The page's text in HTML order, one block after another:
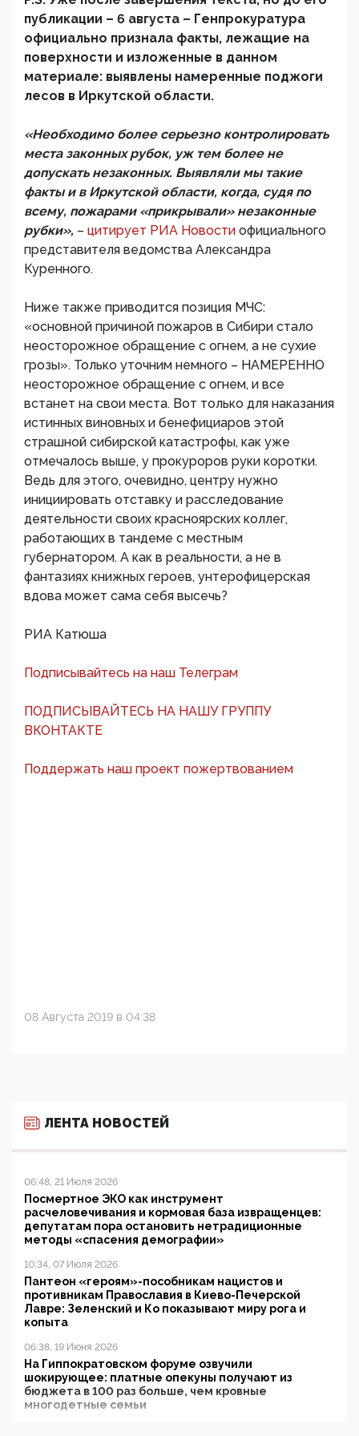
публикации – 6 августа – Генпрокуратура
официально признала факты, лежащие на
поверхности и изложенные в данном
материале: выявлены намеренные поджоги
лесов в Иркутской области.
«Необходимо более серьезно контролировать
места законных рубок, уж тем более не
допускать незаконных. Выявляли мы такие
факты и в Иркутской области, когда, судя по
всему, пожарами «прикрывали» незаконные
рубки», – цитирует РИА Новости официального
представителя ведомства Александра
Куренного.
Ниже также приводится позиция МЧС:
«основной причиной пожаров в Сибири стало
неосторожное обращение с огнем, а не сухие
грозы». Только уточним немного – НАМЕРЕННО
неосторожное обращение с огнем, и все
встанет на свои места. Вот только для наказания
истинных виновных и бенефициаров этой
страшной сибирской катастрофы, как уже
отмечалось выше, у прокуроров руки коротки.
Ведь для этого, очевидно, центру нужно
инициировать отставку и расследование
деятельности своих красноярских коллег,
работающих в тандеме с местным
губернатором. А как в реальности, а не в
фантазиях книжных героев, унтерофицерская
вдова может сама себя высечь?
РИА Катюша
Подписывайтесь на наш Телеграм
ПОДПИСЫВАЙТЕСЬ НА НАШУ ГРУППУ
ВКОНТАКТЕ
Поддержать наш проект пожертвованием
08 Августа 2019 в 04:38
ЛЕНТА НОВОСТЕЙ
06:48, 21 Июля 2026
Посмертное ЭКО как инструмент
расчеловечивания и кормовая база извращенцев:
депутатам пора остановить нетрадиционные
методы «спасения демографии»
10:34, 07 Июля 2026
Пантеон «героям»-пособникам нацистов и
противникам Православия в Киево-Печерской
Лавре: Зеленский и Ко показывают миру рога и
копыта
06:38, 19 Июня 2026
На Гиппократовском форуме озвучили
шокирующее: платные опекуны получают из
бюджета в 100 раз больше, чем кровные
многодетные семьи